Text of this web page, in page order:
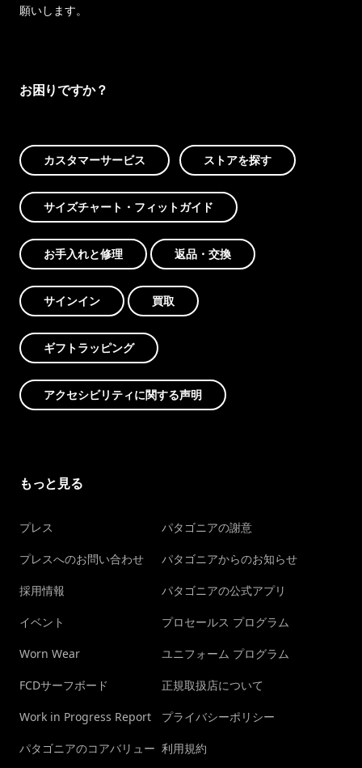
願いします。
お困りですか？
カスタマーサービス ストアを探す
サイズチャート・フィットガイド
お手入れと修理 返品・交換
サインイン 買取
ギフトラッピング
アクセシビリティに関する声明
もっと見る
プレス
プレスへのお問い合わせ
採用情報
イベント
Worn Wear
FCDサーフボード
Work in Progress Report
パタゴニアのコアバリュー
パタゴニアの謝意
パタゴニアからのお知らせ
パタゴニアの公式アプリ
プロセールス プログラム
ユニフォーム プログラム
正規取扱店について
プライバシーポリシー
利用規約